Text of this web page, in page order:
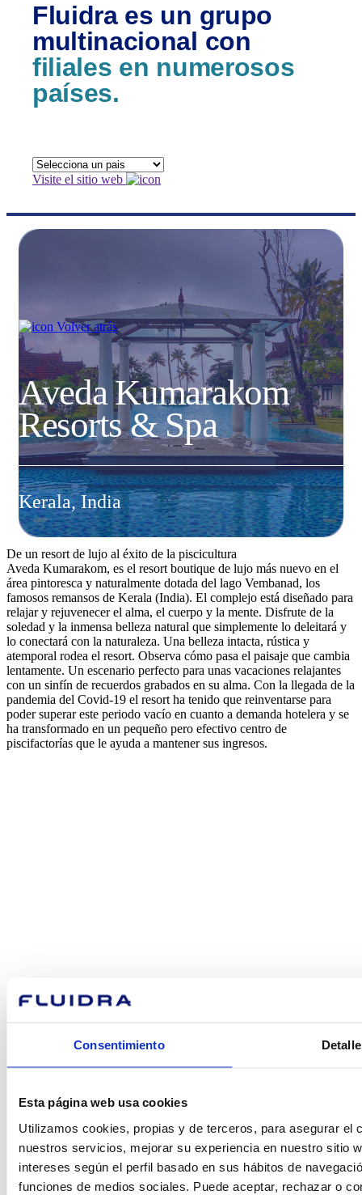
Consentimiento
Esta página web usa cookies
Utilizamos cookies, propias y de terceros, para asegurar el
nuestros servicios, mejorar su experiencia en nuestro sitio
intereses según el perfil basado en sus hábitos de
funciones de medios sociales. Puede aceptar, rechazar o
Fluidra es un grupo
multinacional con
filiales en numerosos
países.
Visite el sitio web
Volver atrás
Aveda Kumarakom
Resorts & Spa
Kerala, India
De un resort de lujo al éxito de la piscicultura
Aveda Kumarakom, es el resort boutique de lujo más nuevo en el
área pintoresca y naturalmente dotada del lago Vembanad, los
famosos remansos de Kerala (India). El complejo está diseñado para
relajar y rejuvenecer el alma, el cuerpo y la mente. Disfrute de la
soledad y la inmensa belleza natural que simplemente lo deleitará y
lo conectará con la naturaleza. Una belleza intacta, rústica y
atemporal rodea el resort. Observa cómo pasa el paisaje que cambia
lentamente. Un escenario perfecto para unas vacaciones relajantes
con un sinfín de recuerdos grabados en su alma. Con la llegada de la
pandemia del Covid-19 el resort ha tenido que reinventarse para
poder superar este periodo vacío en cuanto a demanda hotelera y se
ha transformado en un pequeño pero efectivo centro de
piscifactorías que le ayuda a mantener sus ingresos.
Encuentre Fluidra
en su país